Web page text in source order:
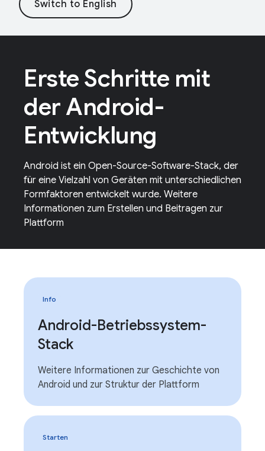
Erste Schritte mit
der Android-
Entwicklung
Android ist ein Open-Source-Software-Stack, der
für eine Vielzahl von Geräten mit unterschiedlichen
Formfaktoren entwickelt wurde. Weitere
Informationen zum Erstellen und Beitragen zur
Plattform
Info
Android-Betriebssystem-
Stack
Weitere Informationen zur Geschichte von
Android und zur Struktur der Plattform
Starten